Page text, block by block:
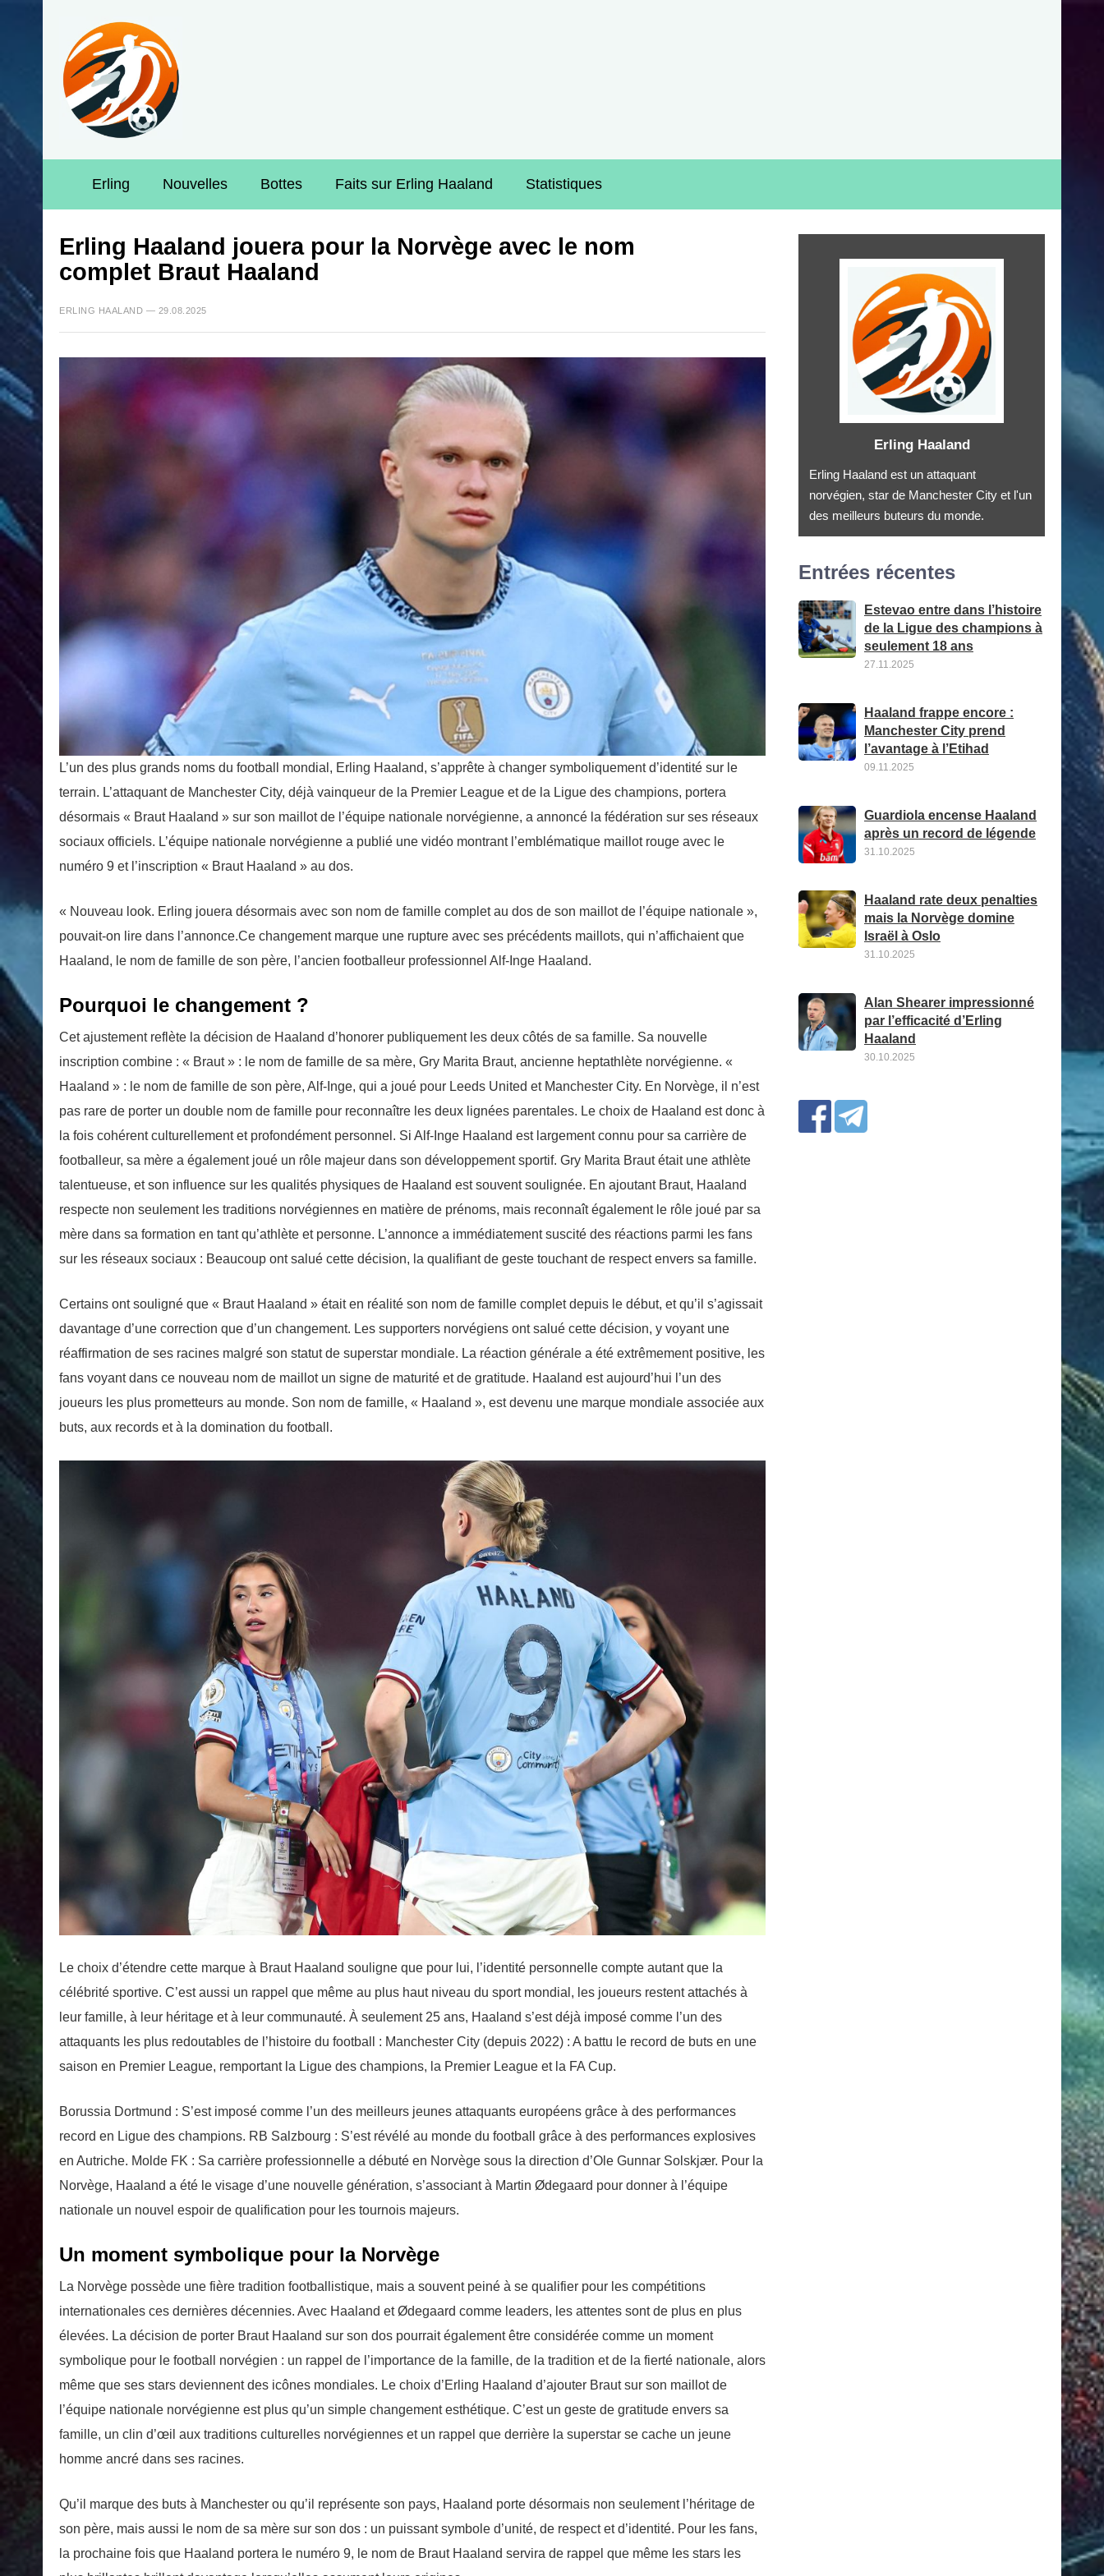
Erling Nouvelles Bottes Faits sur Erling Haaland Statistiques
Erling Haaland jouera pour la Norvège avec le nom
complet Braut Haaland
ERLING HAALAND — 29.08.2025
L’un des plus grands noms du football mondial, Erling Haaland, s’apprête à changer symboliquement d’identité sur le
terrain. L’attaquant de Manchester City, déjà vainqueur de la Premier League et de la Ligue des champions, portera
désormais « Braut Haaland » sur son maillot de l’équipe nationale norvégienne, a annoncé la fédération sur ses réseaux
sociaux officiels. L’équipe nationale norvégienne a publié une vidéo montrant l’emblématique maillot rouge avec le
numéro 9 et l’inscription « Braut Haaland » au dos.
« Nouveau look. Erling jouera désormais avec son nom de famille complet au dos de son maillot de l’équipe nationale »,
pouvait-on lire dans l’annonce.Ce changement marque une rupture avec ses précédents maillots, qui n’affichaient que
Haaland, le nom de famille de son père, l’ancien footballeur professionnel Alf-Inge Haaland.
Pourquoi le changement ?
Cet ajustement reflète la décision de Haaland d’honorer publiquement les deux côtés de sa famille. Sa nouvelle
inscription combine : « Braut » : le nom de famille de sa mère, Gry Marita Braut, ancienne heptathlète norvégienne. «
Haaland » : le nom de famille de son père, Alf-Inge, qui a joué pour Leeds United et Manchester City. En Norvège, il n’est
pas rare de porter un double nom de famille pour reconnaître les deux lignées parentales. Le choix de Haaland est donc à
la fois cohérent culturellement et profondément personnel. Si Alf-Inge Haaland est largement connu pour sa carrière de
footballeur, sa mère a également joué un rôle majeur dans son développement sportif. Gry Marita Braut était une athlète
talentueuse, et son influence sur les qualités physiques de Haaland est souvent soulignée. En ajoutant Braut, Haaland
respecte non seulement les traditions norvégiennes en matière de prénoms, mais reconnaît également le rôle joué par sa
mère dans sa formation en tant qu’athlète et personne. L’annonce a immédiatement suscité des réactions parmi les fans
sur les réseaux sociaux : Beaucoup ont salué cette décision, la qualifiant de geste touchant de respect envers sa famille.
Certains ont souligné que « Braut Haaland » était en réalité son nom de famille complet depuis le début, et qu’il s’agissait
davantage d’une correction que d’un changement. Les supporters norvégiens ont salué cette décision, y voyant une
réaffirmation de ses racines malgré son statut de superstar mondiale. La réaction générale a été extrêmement positive, les
fans voyant dans ce nouveau nom de maillot un signe de maturité et de gratitude. Haaland est aujourd’hui l’un des
joueurs les plus prometteurs au monde. Son nom de famille, « Haaland », est devenu une marque mondiale associée aux
buts, aux records et à la domination du football.
Le choix d’étendre cette marque à Braut Haaland souligne que pour lui, l’identité personnelle compte autant que la
célébrité sportive. C’est aussi un rappel que même au plus haut niveau du sport mondial, les joueurs restent attachés à
leur famille, à leur héritage et à leur communauté. À seulement 25 ans, Haaland s’est déjà imposé comme l’un des
attaquants les plus redoutables de l’histoire du football : Manchester City (depuis 2022) : A battu le record de buts en une
saison en Premier League, remportant la Ligue des champions, la Premier League et la FA Cup.
Borussia Dortmund : S’est imposé comme l’un des meilleurs jeunes attaquants européens grâce à des performances
record en Ligue des champions. RB Salzbourg : S’est révélé au monde du football grâce à des performances explosives
en Autriche. Molde FK : Sa carrière professionnelle a débuté en Norvège sous la direction d’Ole Gunnar Solskjær. Pour la
Norvège, Haaland a été le visage d’une nouvelle génération, s’associant à Martin Ødegaard pour donner à l’équipe
nationale un nouvel espoir de qualification pour les tournois majeurs.
Un moment symbolique pour la Norvège
La Norvège possède une fière tradition footballistique, mais a souvent peiné à se qualifier pour les compétitions
internationales ces dernières décennies. Avec Haaland et Ødegaard comme leaders, les attentes sont de plus en plus
élevées. La décision de porter Braut Haaland sur son dos pourrait également être considérée comme un moment
symbolique pour le football norvégien : un rappel de l’importance de la famille, de la tradition et de la fierté nationale, alors
même que ses stars deviennent des icônes mondiales. Le choix d’Erling Haaland d’ajouter Braut sur son maillot de
l’équipe nationale norvégienne est plus qu’un simple changement esthétique. C’est un geste de gratitude envers sa
famille, un clin d’œil aux traditions culturelles norvégiennes et un rappel que derrière la superstar se cache un jeune
homme ancré dans ses racines.
Qu’il marque des buts à Manchester ou qu’il représente son pays, Haaland porte désormais non seulement l’héritage de
son père, mais aussi le nom de sa mère sur son dos : un puissant symbole d’unité, de respect et d’identité. Pour les fans,
la prochaine fois que Haaland portera le numéro 9, le nom de Braut Haaland servira de rappel que même les stars les
Erling Haaland
Erling Haaland est un attaquant
norvégien, star de Manchester City et l'un
des meilleurs buteurs du monde.
Entrées récentes
Estevao entre dans l’histoire
de la Ligue des champions à
seulement 18 ans
27.11.2025
Haaland frappe encore :
Manchester City prend
l’avantage à l’Etihad
09.11.2025
Guardiola encense Haaland
après un record de légende
31.10.2025
Haaland rate deux penalties
mais la Norvège domine
Israël à Oslo
31.10.2025
Alan Shearer impressionné
par l’efficacité d’Erling
Haaland
30.10.2025